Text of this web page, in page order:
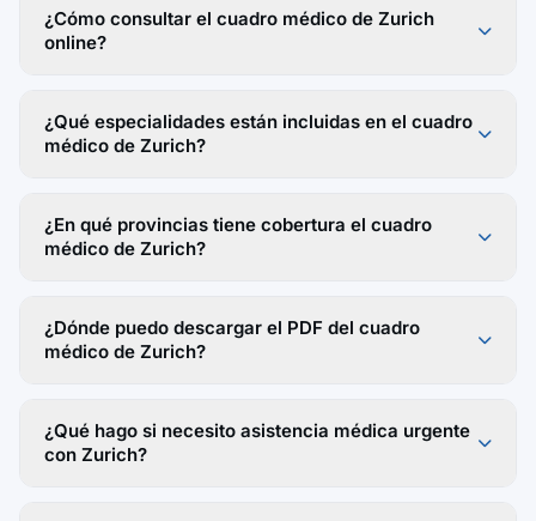
¿Cómo consultar el cuadro médico de Zurich
online?
¿Qué especialidades están incluidas en el cuadro
médico de Zurich?
¿En qué provincias tiene cobertura el cuadro
médico de Zurich?
¿Dónde puedo descargar el PDF del cuadro
médico de Zurich?
¿Qué hago si necesito asistencia médica urgente
con Zurich?